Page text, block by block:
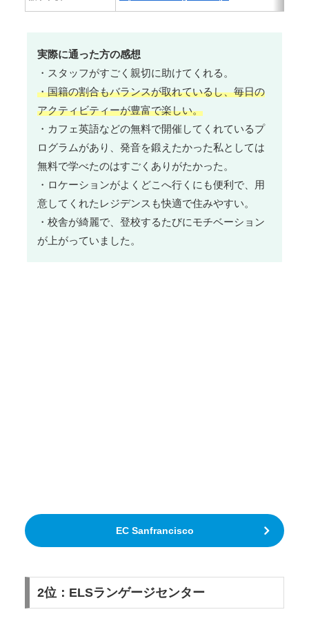
実際に通った方の感想
・スタッフがすごく親切に助けてくれる。
・国籍の割合もバランスが取れているし、毎日の
アクティビティーが豊富で楽しい。
・カフェ英語などの無料で開催してくれているプ
ログラムがあり、発音を鍛えたかった私としては
無料で学べたのはすごくありがたかった。
・ロケーションがよくどこへ行くにも便利で、用
意してくれたレジデンスも快適で住みやすい。
・校舎が綺麗で、登校するたびにモチベーション
が上がっていました。
EC Sanfrancisco
2位：ELSランゲージセンター